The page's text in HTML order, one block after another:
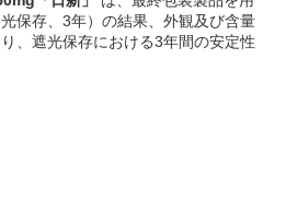
保存、3年）の結果、外観及び含量
、遮光保存における3年間の安定性